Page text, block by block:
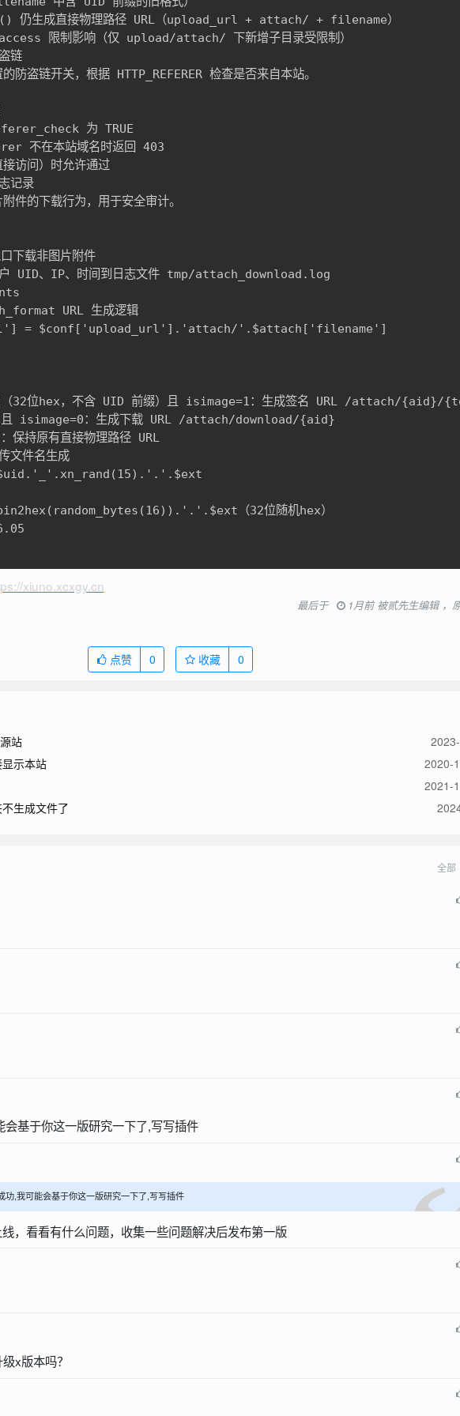
仍生成直接物理路径 URL（upload_url + attach/ + filename）
限制影响（仅 upload/attach/ 下新增子目录受限制）
链
防盗链开关，根据 HTTP_REFERER 检查是否来自本站。
为 TRUE
不在本站域名时返回 403
访问）时允许通过
记录
件的下载行为，用于安全审计。
下载非图片附件
户 UID、IP、时间到日志文件 tmp/attach_download.log
URL 生成逻辑
= $conf['upload_url'].'attach/'.$attach['filename']
（32位hex，不含 UID 前缀）且 isimage=1：生成签名 URL /attach/{aid}/
名且 isimage=0：生成下载 URL /attach/download/{aid}
保持原有直接物理路径 URL
文件名生成
= $uid.'_'.xn_rand(15).'.'.$ext
bin2hex(random_bytes(16)).'.'.$ext（32位随机hex）
xiuno.xcxgy.cn
最后于 1月前 被贰先生编辑 ，
点赞 0 收藏 0
站
示本站
2020-
2021-
生成文件了
全部
会基于你这一版研究一下了,写写插件
功,我可能会基于你这一版研究一下了,写写插件
，看看有什么问题，收集一些问题解决后发布第一版
x版本吗？